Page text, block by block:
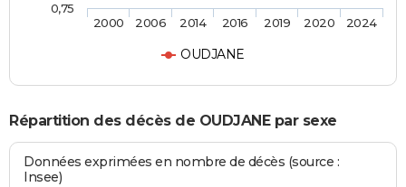
OUDJANE
2000 2006 2014 2016 2019 2020 2024
0,75
Répartition des décès de OUDJANE par sexe
Données exprimées en nombre de décès (source :
Insee)